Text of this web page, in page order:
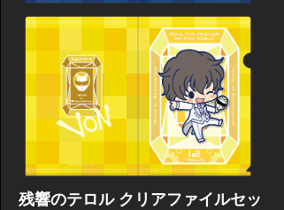
残響のテロル クリアファイルセッ